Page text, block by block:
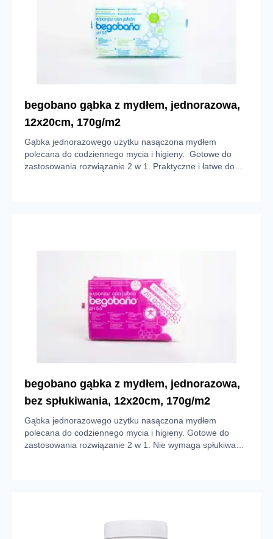
begobano gąbka z mydłem, jednorazowa,
12x20cm, 170g/m2
Gąbka jednorazowego użytku nasączona mydłem
polecana do codziennego mycia i higieny. Gotowe do
zastosowania rozwiązanie 2 w 1. Praktyczne i łatwe do
begobano gąbka z mydłem, jednorazowa,
bez spłukiwania, 12x20cm, 170g/m2
Gąbka jednorazowego użytku nasączona mydłem
polecana do codziennego mycia i higieny. Gotowe do
zastosowania rozwiązanie 2 w 1. Nie wymaga spłukiwania